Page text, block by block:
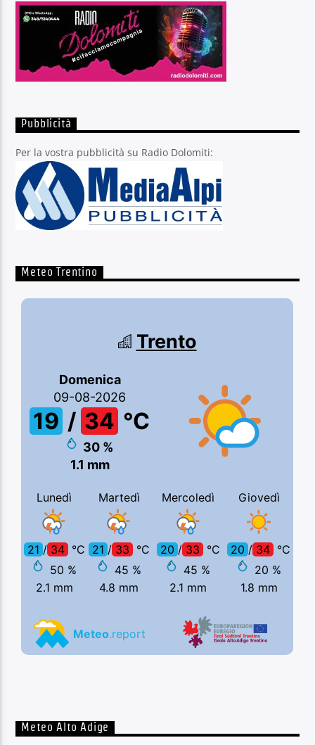
Pubblicità
Per la vostra pubblicità su Radio Dolomiti:
Meteo Trentino
Meteo Alto Adige